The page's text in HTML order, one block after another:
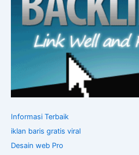
Informasi Terbaik
iklan baris gratis viral
Desain web Pro